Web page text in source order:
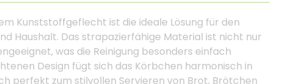
Kunststoffgeflecht ist die ideale Lösung für den
Haushalt. Das strapazierfähige Material ist nicht nur
was die Reinigung besonders einfach
Design fügt sich das Körbchen harmonisch in
perfekt zum stilvollen Servieren von Brot, Brötchen